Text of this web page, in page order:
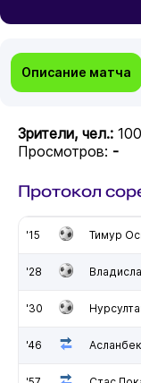
Описание матча
Зрители, чел.: 100
Просмотров: -
Протокол
'15 Тимур
'28
'30
'46